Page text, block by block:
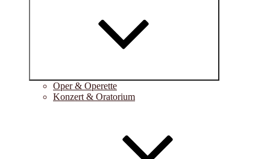
Oper & Operette
Konzert & Oratorium